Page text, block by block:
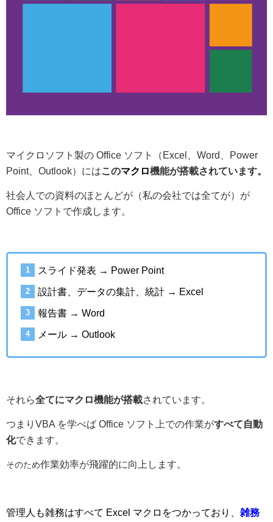
マイクロソフト製の Office ソフト（Excel、Word、Power
Point、Outlook）にはこのマクロ機能が搭載されています。
社会人での資料のほとんどが（私の会社では全てが）が
Office ソフトで作成します。
スライド発表 → Power Point
設計書、データの集計、統計 → Excel
報告書 → Word
メール → Outlook
それら全てにマクロ機能が搭載されています。
つまりVBA を学べば Office ソフト上での作業がすべて自動
化できます。
そのため作業効率が飛躍的に向上します。
管理人も雑務はすべて Excel マクロをつかっており、 雑務